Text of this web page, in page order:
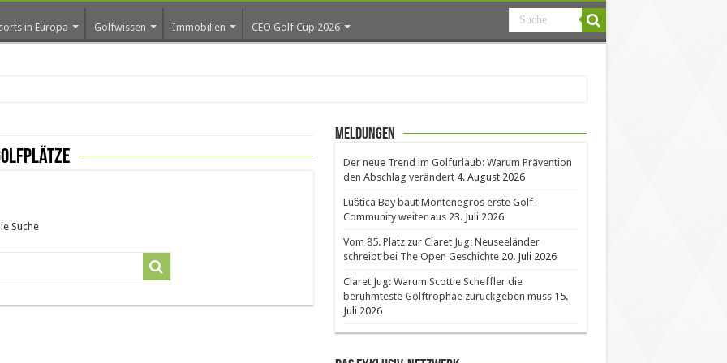
in Europa Golfwissen Immobilien CEO Golf Cup 2026
Suche
Meldungen
Der neue Trend im Golfurlaub: Warum Prävention
den Abschlag verändert 4. August 2026
Luštica Bay baut Montenegros erste Golf-
Community weiter aus 23. Juli 2026
Vom 85. Platz zur Claret Jug: Neuseeländer
schreibt bei The Open Geschichte 20. Juli 2026
Claret Jug: Warum Scottie Scheffler die
berühmteste Golftrophäe zurückgeben muss 15.
Juli 2026